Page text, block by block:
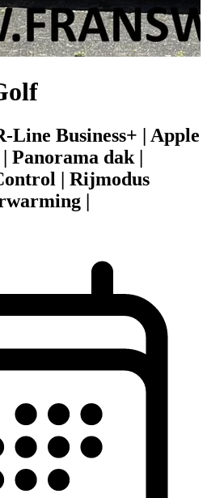
Line Business+ | Apple
Panorama dak |
| Rijmodus
|